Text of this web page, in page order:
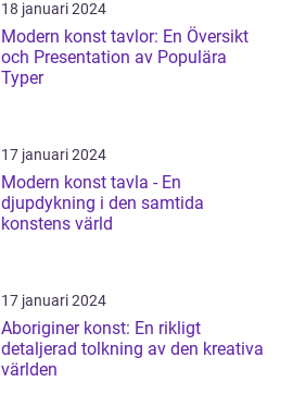
18 januari 2024
Modern konst tavlor: En Översikt
och Presentation av Populära
Typer
17 januari 2024
Modern konst tavla - En
djupdykning i den samtida
konstens värld
17 januari 2024
Aboriginer konst: En rikligt
detaljerad tolkning av den kreativa
världen